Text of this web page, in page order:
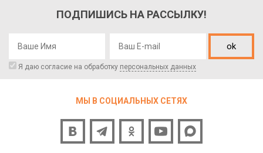
ПОДПИШИСЬ НА РАССЫЛКУ!
ok
Я даю согласие на обработку персональных данных
МЫ В СОЦИАЛЬНЫХ СЕТЯХ